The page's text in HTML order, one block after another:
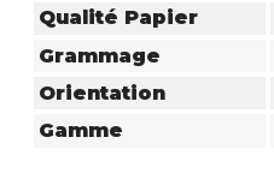
Qualité Papier
Grammage
Orientation
Gamme